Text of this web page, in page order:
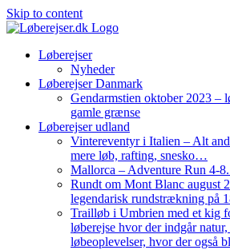
Skip to content
Løberejser
Nyheder
Løberejser Danmark
Gendarmstien oktober 2023 –
gamle grænse
Løberejser udland
Vintereventyr i Italien – Alt
mere løb, rafting, snesko…
Mallorca – Adventure Run 4-
Rundt om Mont Blanc august
legendarisk rundstrækning på
Trailløb i Umbrien med et kig
løberejse hvor der indgår
løbeoplevelser, hvor der også